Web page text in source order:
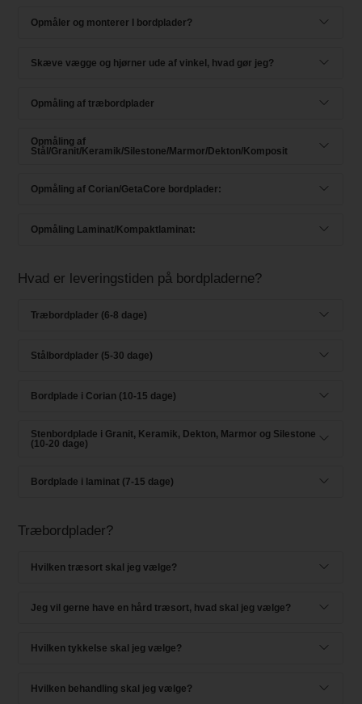
Opmåler og monterer I bordplader?
Skæve vægge og hjørner ude af vinkel, hvad gør jeg?
Opmåling af træbordplader
Opmåling af
Stål/Granit/Keramik/Silestone/Marmor/Dekton/Komposit
Opmåling af Corian/GetaCore bordplader:
Opmåling Laminat/Kompaktlaminat:
Hvad er leveringstiden på bordpladerne?
Træbordplader (6-8 dage)
Stålbordplader (5-30 dage)
Bordplade i Corian (10-15 dage)
Stenbordplade i Granit, Keramik, Dekton, Marmor og Silestone
(10-20 dage)
Bordplade i laminat (7-15 dage)
Træbordplader?
Hvilken træsort skal jeg vælge?
Jeg vil gerne have en hård træsort, hvad skal jeg vælge?
Hvilken tykkelse skal jeg vælge?
Hvilken behandling skal jeg vælge?